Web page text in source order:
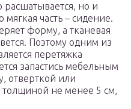
расшатывается, но и
мягкая часть – сидение.
форму, а тканевая
Поэтому одним из
перетяжка
запастись мебельным
отверткой или
не менее 5 см,